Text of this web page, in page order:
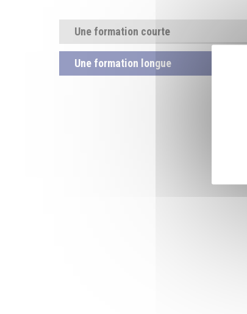
Une formation courte
Une formation longue